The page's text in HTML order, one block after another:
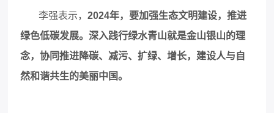
李强表示，2024年，要加强生态文明建设，推进
绿色低碳发展。深入践行绿水青山就是金山银山的理
念，协同推进降碳、减污、扩绿、增长，建设人与自
然和谐共生的美丽中国。